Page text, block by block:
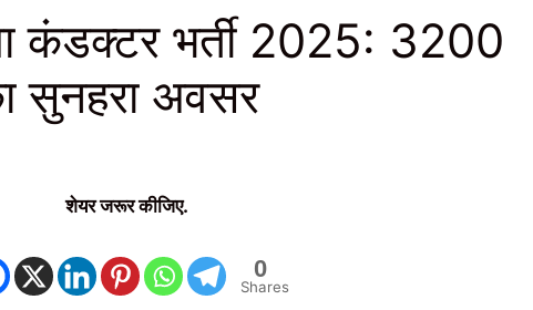
कंडक्टर भर्ती 2025: 3200
सुनहरा अवसर
शेयर जरूर कीजिए.
0
Shares